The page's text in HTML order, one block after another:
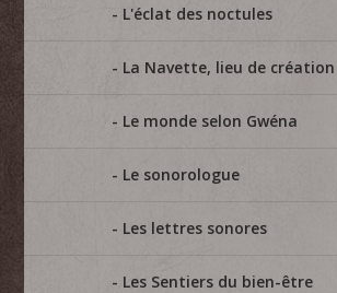
L'éclat des noctules
La Navette, lieu de création
Le monde selon Gwéna
Le sonorologue
Les lettres sonores
Les Sentiers du bien-être